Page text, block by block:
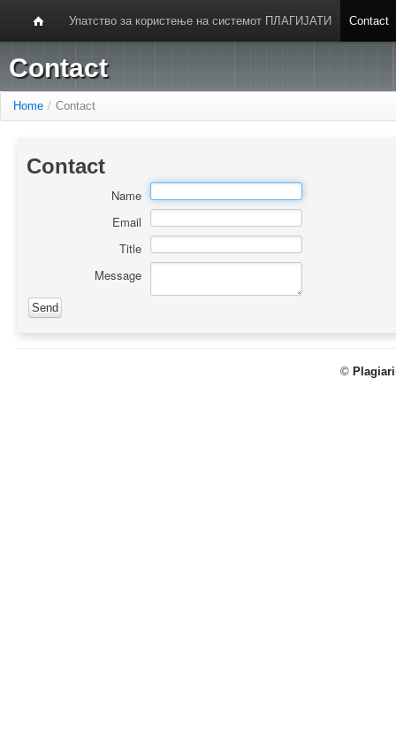
Упатство за користење на системот ПЛАГИЈАТИ Contact
Contact
Home / Contact
Contact
Name
Email
Title
Message
©